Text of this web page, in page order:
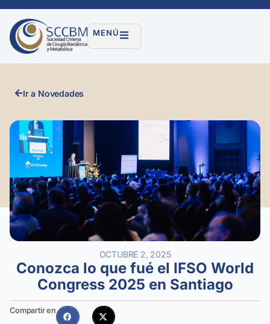
MENÚ
Ir a Novedades
OCTUBRE 2, 2025
Conozca lo que fué el IFSO World
Congress 2025 en Santiago
Compartir en